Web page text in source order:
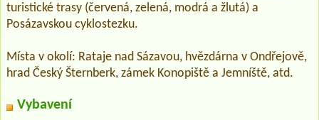
turistické trasy (červená, zelená, modrá a žlutá) a
Posázavskou cyklostezku.
Místa v okolí: Rataje nad Sázavou, hvězdárna v Ondřejově,
hrad Český Šternberk, zámek Konopiště a Jemníště, atd.
Vybavení